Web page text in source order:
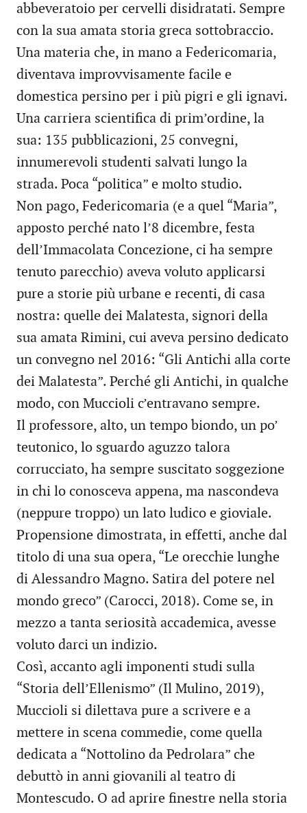
abbeveratoio per cervelli disidratati. Sempre
con la sua amata storia greca sottobraccio.
Una materia che, in mano a Federicomaria,
diventava improvvisamente facile e
domestica persino per i più pigri e gli ignavi.
Una carriera scientifica di prim’ordine, la
sua: 135 pubblicazioni, 25 convegni,
innumerevoli studenti salvati lungo la
strada. Poca “politica” e molto studio.
Non pago, Federicomaria (e a quel “Maria”,
apposto perché nato l’8 dicembre, festa
dell’Immacolata Concezione, ci ha sempre
tenuto parecchio) aveva voluto applicarsi
pure a storie più urbane e recenti, di casa
nostra: quelle dei Malatesta, signori della
sua amata Rimini, cui aveva persino dedicato
un convegno nel 2016: “Gli Antichi alla corte
dei Malatesta”. Perché gli Antichi, in qualche
modo, con Muccioli c’entravano sempre.
Il professore, alto, un tempo biondo, un po’
teutonico, lo sguardo aguzzo talora
corrucciato, ha sempre suscitato soggezione
in chi lo conosceva appena, ma nascondeva
(neppure troppo) un lato ludico e gioviale.
Propensione dimostrata, in effetti, anche dal
titolo di una sua opera, “Le orecchie lunghe
di Alessandro Magno. Satira del potere nel
mondo greco” (Carocci, 2018). Come se, in
mezzo a tanta seriosità accademica, avesse
voluto darci un indizio.
Così, accanto agli imponenti studi sulla
“Storia dell’Ellenismo” (Il Mulino, 2019),
Muccioli si dilettava pure a scrivere e a
mettere in scena commedie, come quella
dedicata a “Nottolino da Pedrolara” che
debuttò in anni giovanili al teatro di
Montescudo. O ad aprire finestre nella storia